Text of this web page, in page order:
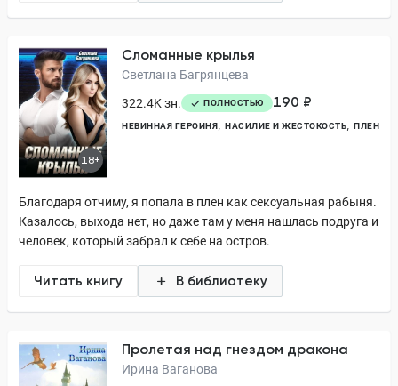
18+
Сломанные крылья
Светлана Багрянцева
322.4K зн.
ПОЛНОСТЬЮ 190 ₽
НЕВИННАЯ ГЕРОИНЯ НАСИЛИЕ И ЖЕСТОКОСТЬ ПЛЕН
Благодаря отчиму, я попала в плен как сексуальная рабыня.
Казалось, выхода нет, но даже там у меня нашлась подруга и
человек, который забрал к себе на остров.
Читать книгу В библиотеку
Пролетая над гнездом дракона
Ирина Ваганова